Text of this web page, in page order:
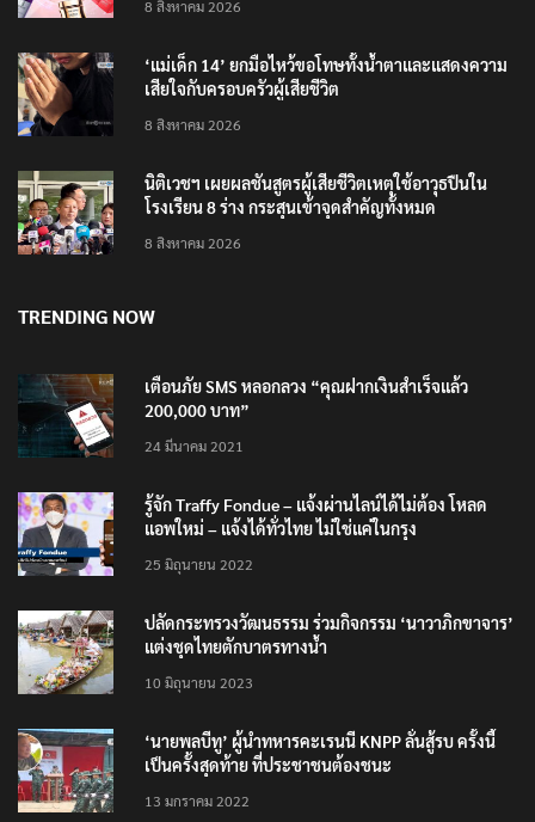
8 สิงหาคม 2026
‘แม่เด็ก 14’ ยกมือไหว้ขอโทษทั้งน้ำตาและแสดงความ
เสียใจกับครอบครัวผู้เสียชีวิต
8 สิงหาคม 2026
นิติเวชฯ เผยผลชันสูตรผู้เสียชีวิตเหตุใช้อาวุธปืนใน
โรงเรียน 8 ร่าง กระสุนเข้าจุดสำคัญทั้งหมด
8 สิงหาคม 2026
TRENDING NOW
เตือนภัย SMS หลอกลวง “คุณฝากเงินสำเร็จแล้ว
200,000 บาท”
24 มีนาคม 2021
รู้จัก Traffy Fondue – แจ้งผ่านไลน์ได้ไม่ต้อง โหลด
แอพใหม่ – แจ้งได้ทั่วไทย ไม่ใช่แค่ในกรุง
25 มิถุนายน 2022
ปลัดกระทรวงวัฒนธรรม ร่วมกิจกรรม ‘นาวาภิกขาจาร’
แต่งชุดไทยตักบาตรทางน้ำ
10 มิถุนายน 2023
‘นายพลบีทู’ ผู้นำทหารคะเรนนี KNPP ลั่นสู้รบ ครั้งนี้
เป็นครั้งสุดท้าย ที่ประชาชนต้องชนะ
13 มกราคม 2022